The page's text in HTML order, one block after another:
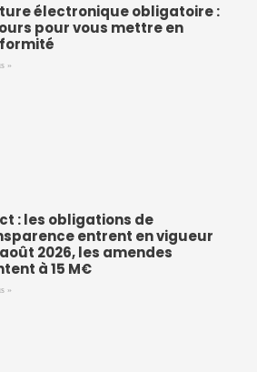
électronique obligatoire :
pour vous mettre en
»
: les obligations de
entrent en vigueur
2026, les amendes
à 15 M€
»